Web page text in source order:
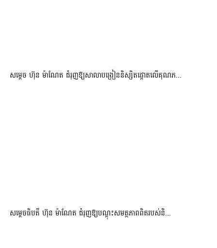
សម្តេច ហ៊ុន ម៉ាណែត ជំរុញឱ្យសាលាបង្រៀននិស្សិតផ្តោតលើគុណភ...
សម្តេចធិបតី ហ៊ុន ម៉ាណែត ជំរុញឱ្យបណ្តុះសមត្ថភាពពិតរបស់និ...